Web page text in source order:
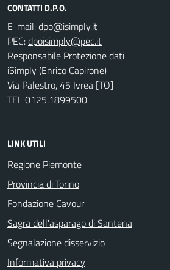
CONTATTI D.P.O.
E-mail:
PEC:
Responsabile Protezione dati
iSimply (Enrico Capirone)
Via Palestro, 45 Ivrea [TO]
TEL 0125.1899500
LINK UTILI
Regione Piemonte
Provincia di Torino
Fondazione Cavour
Sagra dell'asparago di Santena
Segnalazione disservizio
Informativa privacy